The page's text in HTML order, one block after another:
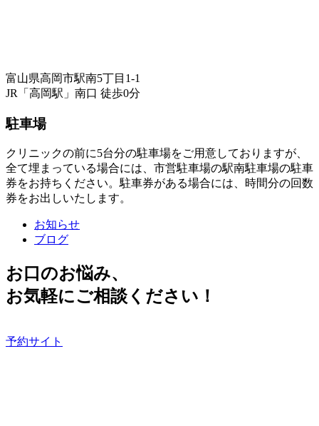
富山県高岡市駅南5丁目1-1
JR「高岡駅」南口 徒歩0分
駐車場
クリニックの前に5台分の駐車場をご用意しておりますが、
全て埋まっている場合には、市営駐車場の駅南駐車場の駐車
券をお持ちください。駐車券がある場合には、時間分の回数
券をお出しいたします。
お知らせ
ブログ
お口のお悩み、
お気軽にご相談ください！
予約サイト